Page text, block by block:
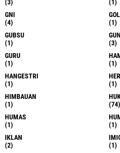
(3)
(1)
GNI
(4)
(1)
GUBSU
(1)
(3)
GURU
(1)
(1)
HANGESTRI
(1)
(1)
HIMBAUAN
(1)
(74)
HUMAS
(1)
(1)
IKLAN
(2)
(1)